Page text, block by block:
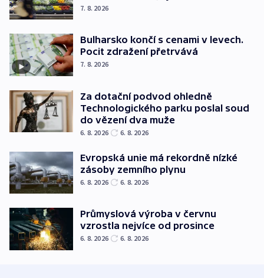
7. 8. 2026
Bulharsko končí s cenami v levech.
Pocit zdražení přetrvává
7. 8. 2026
Za dotační podvod ohledně
Technologického parku poslal soud
do vězení dva muže
6. 8. 2026 6. 8. 2026
Evropská unie má rekordně nízké
zásoby zemního plynu
6. 8. 2026 6. 8. 2026
Průmyslová výroba v červnu
vzrostla nejvíce od prosince
6. 8. 2026 6. 8. 2026